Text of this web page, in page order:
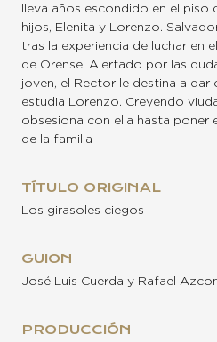
lleva años escondido en el
hijos, Elenita y Lorenzo.
tras la experiencia de luchar en
de Orense. Alertado por las
joven, el Rector le destina a dar
estudia Lorenzo. Creyendo
obsesiona con ella hasta poner
de la familia
TÍTULO ORIGINAL
Los girasoles ciegos
GUION
José Luis Cuerda y Rafael
PRODUCCIÓN